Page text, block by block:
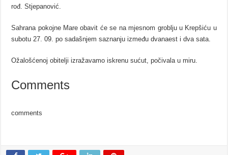
rođ. Stjepanović.
Sahrana pokojne Mare obavit će se na mjesnom groblju u Krepšiću u
subotu 27. 09. po sadašnjem saznanju između dvanaest i dva sata.
Ožalošćenoj obitelji izražavamo iskrenu sućut, počivala u miru.
Comments
comments